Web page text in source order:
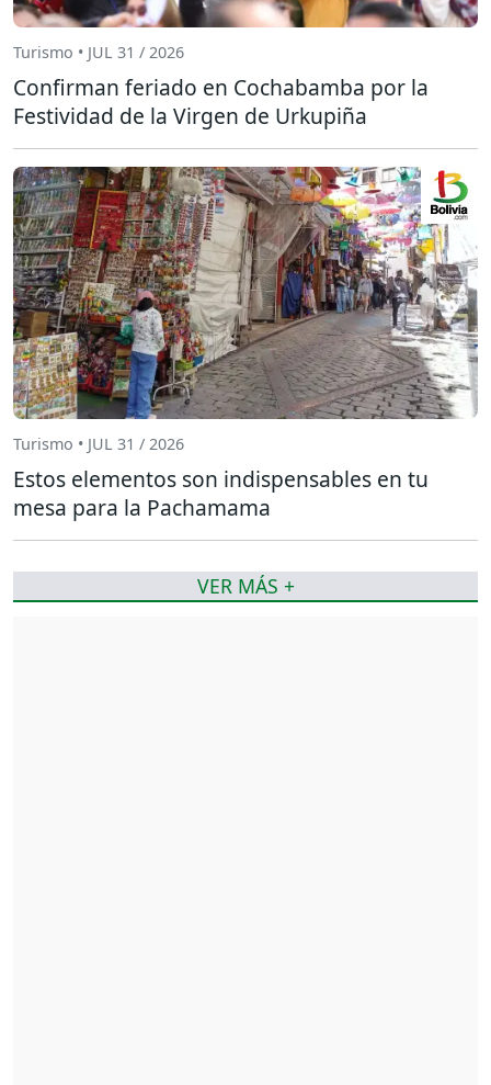
Turismo • JUL 31 / 2026
Confirman feriado en Cochabamba por la
Festividad de la Virgen de Urkupiña
Turismo • JUL 31 / 2026
Estos elementos son indispensables en tu
mesa para la Pachamama
VER MÁS +